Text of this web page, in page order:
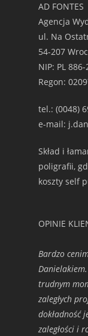
AD FONTES
Agencja
ul. Na
54-207
NIP: PL
Regon:
tel.: (0048)
e-mail:
Skład i
poligrafii,
koszty self
OPINIE
Bardzo
Danielakiem.
trudnym
zaległych
dokładność
zaległości i